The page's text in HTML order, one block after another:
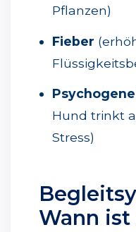
Pflanzen)
Fieber
Hund trinkt
Stress)
Wann